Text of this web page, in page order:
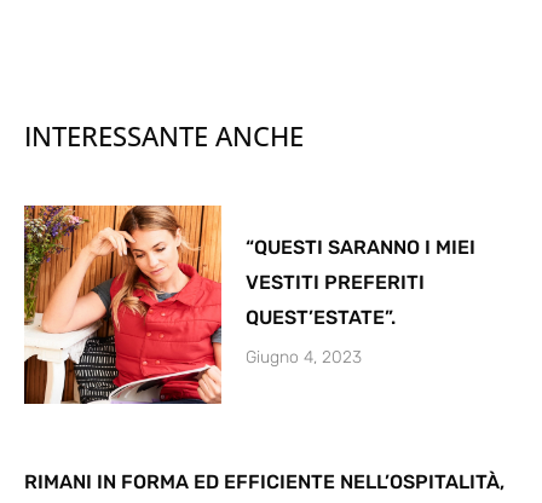
INTERESSANTE ANCHE
“QUESTI SARANNO I MIEI
VESTITI PREFERITI
QUEST’ESTATE”.
Giugno 4, 2023
RIMANI IN FORMA ED EFFICIENTE NELL’OSPITALITÀ,